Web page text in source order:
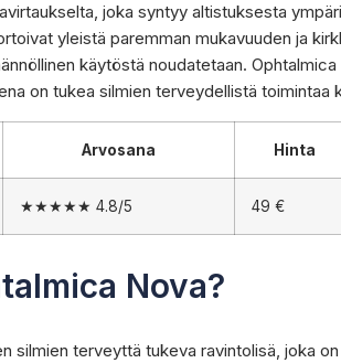
joka syntyy altistuksesta
yleistä paremman mukavuuden ja
käytöstä noudatetaan.
on tukea silmien terveydellistä toimintaa
Arvosana Hinta
★★★★★ 4.8/5 49 €
Nova?
silmien terveyttä tukeva ravintolisä, joka